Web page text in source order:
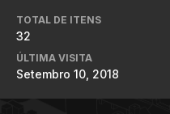
TOTAL DE ITENS
32
ÚLTIMA VISITA
Setembro 10, 2018